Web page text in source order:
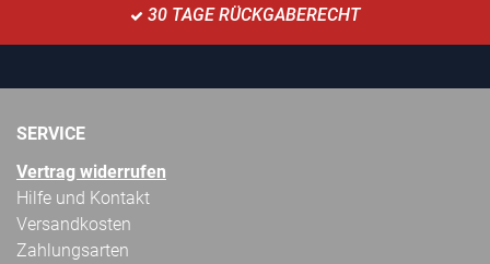
30 TAGE RÜCKGABERECHT
SERVICE
Vertrag widerrufen
Hilfe und Kontakt
Versandkosten
Zahlungsarten